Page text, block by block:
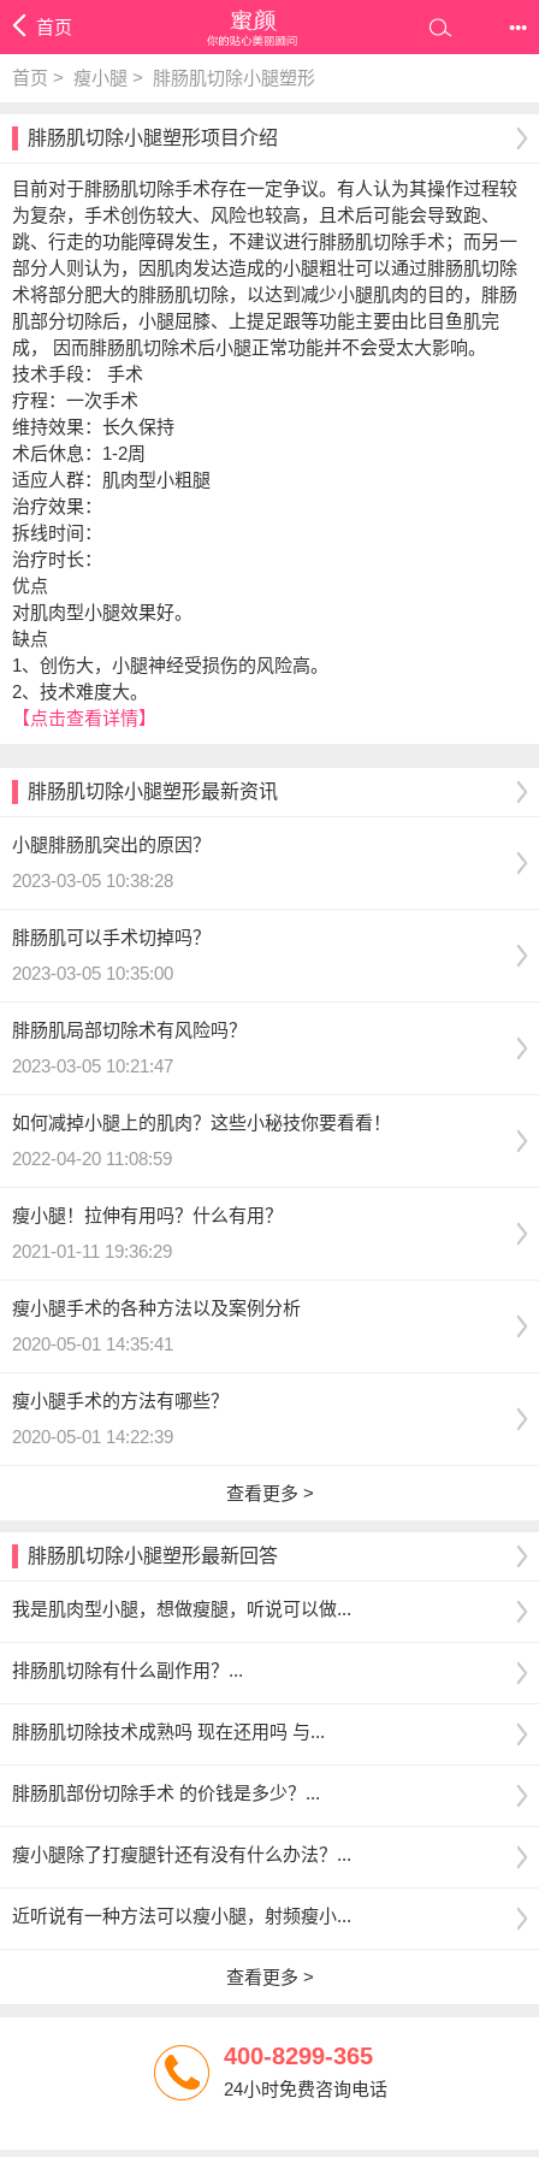
首页 •••
首页 > 瘦小腿 > 腓肠肌切除小腿塑形
腓肠肌切除小腿塑形项目介绍
目前对于腓肠肌切除手术存在一定争议。有人认为其操作过程较
为复杂，手术创伤较大、风险也较高，且术后可能会导致跑、
跳、行走的功能障碍发生，不建议进行腓肠肌切除手术；而另一
部分人则认为，因肌肉发达造成的小腿粗壮可以通过腓肠肌切除
术将部分肥大的腓肠肌切除，以达到减少小腿肌肉的目的，腓肠
肌部分切除后，小腿屈膝、上提足跟等功能主要由比目鱼肌完
成， 因而腓肠肌切除术后小腿正常功能并不会受太大影响。
技术手段： 手术
疗程：一次手术
维持效果：长久保持
术后休息：1-2周
适应人群：肌肉型小粗腿
治疗效果：
拆线时间：
治疗时长：
优点
对肌肉型小腿效果好。
缺点
1、创伤大，小腿神经受损伤的风险高。
2、技术难度大。
【点击查看详情】
腓肠肌切除小腿塑形最新资讯
小腿腓肠肌突出的原因？
2023-03-05 10:38:28
腓肠肌可以手术切掉吗？
2023-03-05 10:35:00
腓肠肌局部切除术有风险吗？
2023-03-05 10:21:47
如何减掉小腿上的肌肉？这些小秘技你要看看！
2022-04-20 11:08:59
瘦小腿！拉伸有用吗？什么有用？
2021-01-11 19:36:29
瘦小腿手术的各种方法以及案例分析
2020-05-01 14:35:41
瘦小腿手术的方法有哪些？
2020-05-01 14:22:39
查看更多 >
腓肠肌切除小腿塑形最新回答
我是肌肉型小腿，想做瘦腿，听说可以做...
排肠肌切除有什么副作用？...
腓肠肌切除技术成熟吗 现在还用吗 与...
腓肠肌部份切除手术 的价钱是多少？...
瘦小腿除了打瘦腿针还有没有什么办法？...
近听说有一种方法可以瘦小腿，射频瘦小...
查看更多 >
400-8299-365
24小时免费咨询电话